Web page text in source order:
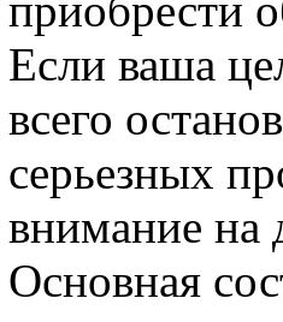
Если ваша
всего
серьезных
внимание на
Основная